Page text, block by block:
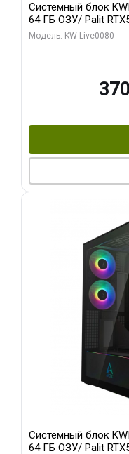
Системный блок
64 ГБ ОЗУ/ Palit
256bit 3xDP H/ 960 ГБ
Модель: KW-Live0080
Системный блок
64 ГБ ОЗУ/ Palit